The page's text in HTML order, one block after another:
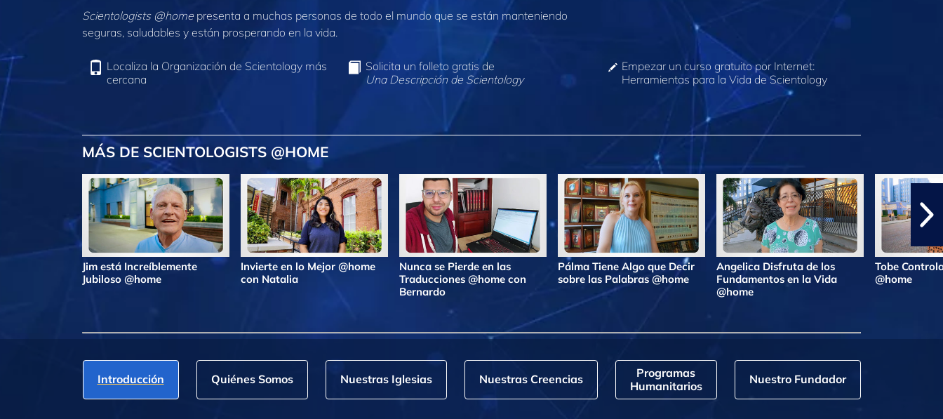
Scientologists @homepresenta a muchas personas de todo el mundo que se están manteniendo
seguras, saludables y están prosperando en la vida.
Localiza la Organización de Scientology más
cercana
Solicita un folleto gratis de
Una Descripción de Scientology
Empezar un curso gratuito por Internet:
Herramientas para la Vida de Scientology
MÁS DE SCIENTOLOGISTS @HOME
Jim está Increíblemente
Jubiloso @home
Invierte en lo Mejor @home
con Natalia
Nunca se Pierde en las
Traducciones @home con
Bernardo
Pálma Tiene Algo que Decir
sobre las Palabras @home
Angelica Disfruta de los
Fundamentos en la Vida
@home
Tobe
@home
Introducción Quiénes Somos Nuestras Iglesias Nuestras Creencias
Programas
Humanitarios
Nuestro Fundador